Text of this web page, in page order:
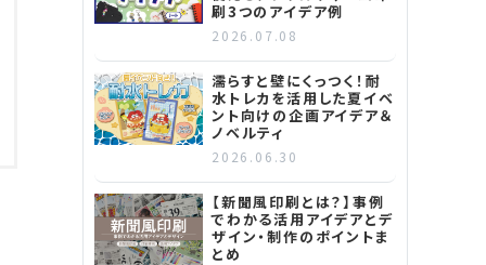
刷3つのアイデア例
2026.07.08
濡らすと壁にくっつく！耐
水トレカを活用した夏イベ
ント向けの企画アイデア＆
ノベルティ
2026.06.30
【新聞風印刷とは？】事例
でわかる活用アイデアとデ
ザイン・制作のポイントま
とめ